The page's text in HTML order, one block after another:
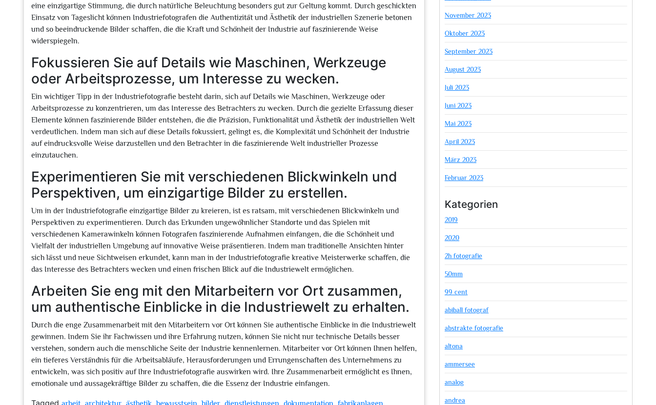
eine einzigartige Stimmung, die durch natürliche Beleuchtung besonders gut zur Geltung kommt. Durch geschickten
Einsatz von Tageslicht können Industriefotografen die Authentizität und Ästhetik der industriellen Szenerie betonen
und so beeindruckende Bilder schaffen, die die Kraft und Schönheit der Industrie auf faszinierende Weise
widerspiegeln.
Fokussieren Sie auf Details wie Maschinen, Werkzeuge
oder Arbeitsprozesse, um Interesse zu wecken.
Ein wichtiger Tipp in der Industriefotografie besteht darin, sich auf Details wie Maschinen, Werkzeuge oder
Arbeitsprozesse zu konzentrieren, um das Interesse des Betrachters zu wecken. Durch die gezielte Erfassung dieser
Elemente können faszinierende Bilder entstehen, die die Präzision, Funktionalität und Ästhetik der industriellen Welt
verdeutlichen. Indem man sich auf diese Details fokussiert, gelingt es, die Komplexität und Schönheit der Industrie
auf eindrucksvolle Weise darzustellen und den Betrachter in die faszinierende Welt industrieller Prozesse
einzutauchen.
Experimentieren Sie mit verschiedenen Blickwinkeln und
Perspektiven, um einzigartige Bilder zu erstellen.
Um in der Industriefotografie einzigartige Bilder zu kreieren, ist es ratsam, mit verschiedenen Blickwinkeln und
Perspektiven zu experimentieren. Durch das Erkunden ungewöhnlicher Standorte und das Spielen mit
verschiedenen Kamerawinkeln können Fotografen faszinierende Aufnahmen einfangen, die die Schönheit und
Vielfalt der industriellen Umgebung auf innovative Weise präsentieren. Indem man traditionelle Ansichten hinter
sich lässt und neue Sichtweisen erkundet, kann man in der Industriefotografie kreative Meisterwerke schaffen, die
das Interesse des Betrachters wecken und einen frischen Blick auf die Industriewelt ermöglichen.
Arbeiten Sie eng mit den Mitarbeitern vor Ort zusammen,
um authentische Einblicke in die Industriewelt zu erhalten.
Durch die enge Zusammenarbeit mit den Mitarbeitern vor Ort können Sie authentische Einblicke in die Industriewelt
gewinnen. Indem Sie ihr Fachwissen und ihre Erfahrung nutzen, können Sie nicht nur technische Details besser
verstehen, sondern auch die menschliche Seite der Industrie kennenlernen. Mitarbeiter vor Ort können Ihnen helfen,
ein tieferes Verständnis für die Arbeitsabläufe, Herausforderungen und Errungenschaften des Unternehmens zu
entwickeln, was sich positiv auf Ihre Industriefotografie auswirken wird. Ihre Zusammenarbeit ermöglicht es Ihnen,
emotionale und aussagekräftige Bilder zu schaffen, die die Essenz der Industrie einfangen.
Tagged , , , , , , , ,
November 2023
Oktober 2023
September 2023
August 2023
Juli 2023
Juni 2023
Mai 2023
April 2023
März 2023
Februar 2023
Kategorien
2019
2020
2h fotografie
50mm
99 cent
abiball fotograf
abstrakte fotografie
altona
ammersee
analog
andrea